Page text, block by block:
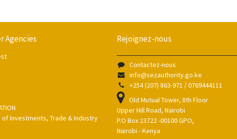
Agencies
of Investments, Trade & Industry
Rejoignez-nous
Contactez-nous
info@sezauthority.go.ke
+254 (207) 863-971 / 0769444111
Old Mutual Tower, 8th Floor
Upper Hill Road, Nairobi
P.O Box 23722 -00100 GPO,
Nairobi - Kenya